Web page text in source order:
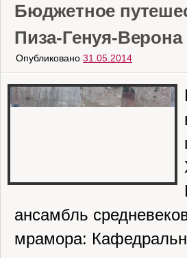
Бюджетное
Пиза-Генуя-Верона
Опубликовано 31.05.2014
ансамбль
мрамора: